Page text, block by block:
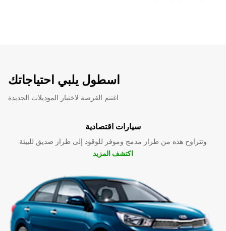
اسطول يلبي احتياجاتك
اغتنم الفرصة لاختبار الموديلات الجديدة
سيارات اقتصادية
وتتراوح هذه من طراز مدمج وموفر للوقود إلى طراز صديق للبيئة
اكتشف المزيد